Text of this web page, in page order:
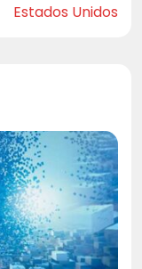
Estados Unidos